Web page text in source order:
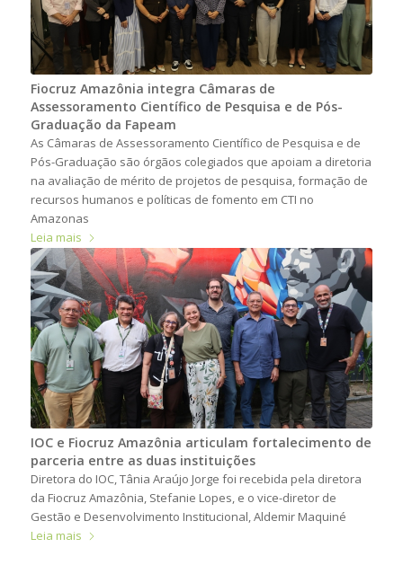
Fiocruz Amazônia integra Câmaras de
Assessoramento Científico de Pesquisa e de Pós-
Graduação da Fapeam
As Câmaras de Assessoramento Científico de Pesquisa e de
Pós-Graduação são órgãos colegiados que apoiam a diretoria
na avaliação de mérito de projetos de pesquisa, formação de
recursos humanos e políticas de fomento em CTI no
Amazonas
Leia mais
IOC e Fiocruz Amazônia articulam fortalecimento de
parceria entre as duas instituições
Diretora do IOC, Tânia Araújo Jorge foi recebida pela diretora
da Fiocruz Amazônia, Stefanie Lopes, e o vice-diretor de
Gestão e Desenvolvimento Institucional, Aldemir Maquiné
Leia mais